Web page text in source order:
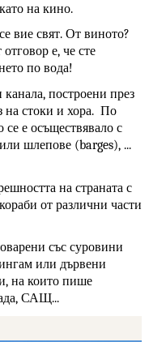
на кино.
вие свят. От виното?
е, че сте
по вода!
построени през
на стоки и хора. По
е осъществявало с
шлепове (barges), ...
на страната с
от различни части
със суровини
или дървени
на които пише
САЩ...